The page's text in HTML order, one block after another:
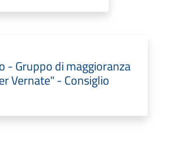
- Gruppo di maggioranza
Vernate" - Consiglio